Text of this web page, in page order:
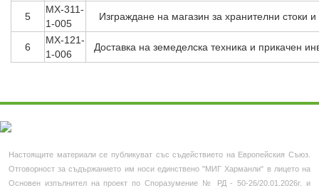
МЕСТНИ И ИНИЦИАТИВНИ
Нормативна уредба
Европа инвестира
5
МХ-311-
1-005
Изграждане на магазин за хранителни стоки
6
МХ-121-
1-006
Доставка на земеделска техника и прикачен
Настоящите материали се публикуват със съдействието на Европейския Съюз.
Отговорност за съдържанието им носи единствено "МИГ Харманли" в лицето на
Основен изпълнител на проект по Споразумение № РД - 50-26/20.01.2026г. и